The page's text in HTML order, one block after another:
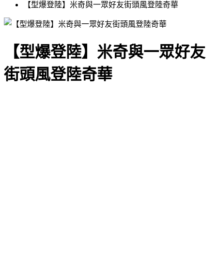
【型爆登陸】米奇與一眾好友街頭風登陸奇華
【型爆登陸】米奇與一眾好友
街頭風登陸奇華